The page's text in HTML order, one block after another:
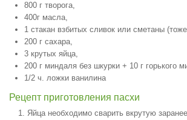
800 г творога,
400г масла,
1 стакан взбитых сливок или сметаны
200 г сахара,
3 крутых яйца,
200 г миндаля без шкурки + 10 г горького
1/2 ч. ложки ванилина
Рецепт приготовления пасхи
Яйца необходимо сварить вкрутую